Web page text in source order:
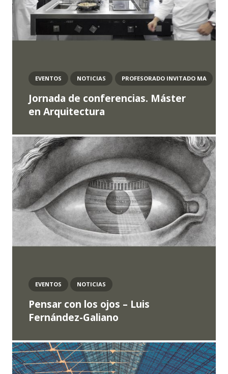
Jornada de conferencias. Máster
en Arquitectura
EVENTOS NOTICIAS PROFESORADO INVITADO MA
Pensar con los ojos – Luis
Fernández-Galiano
EVENTOS NOTICIAS